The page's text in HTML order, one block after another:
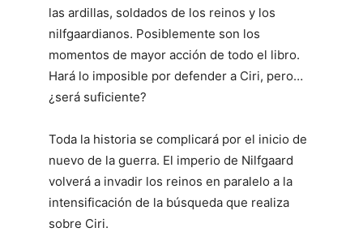
las ardillas, soldados de los reinos y los
nilfgaardianos. Posiblemente son los
momentos de mayor acción de todo el libro.
Hará lo imposible por defender a Ciri, pero…
¿será suficiente?
Toda la historia se complicará por el inicio de
nuevo de la guerra. El imperio de Nilfgaard
volverá a invadir los reinos en paralelo a la
intensificación de la búsqueda que realiza
sobre Ciri.